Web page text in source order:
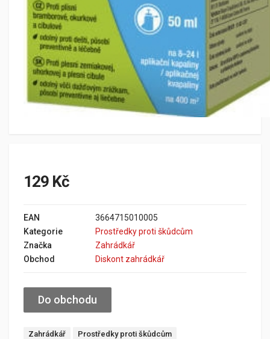
129 Kč
EAN
3664715010005
Kategorie
Prostředky proti škůdcům
Značka
Zahrádkář
Obchod
Diskont zahrádkář
Do obchodu
Zahrádkář
Prostředky proti škůdcům